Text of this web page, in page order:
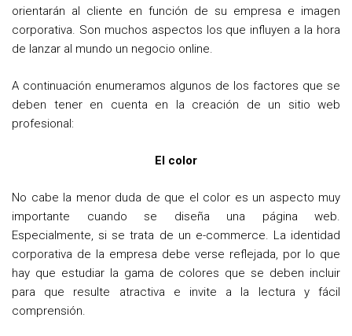
orientarán al cliente en función de su empresa e imagen
corporativa. Son muchos aspectos los que influyen a la hora
de lanzar al mundo un negocio online.
A continuación enumeramos algunos de los factores que se
deben tener en cuenta en la creación de un sitio web
profesional:
El color
No cabe la menor duda de que el color es un aspecto muy
importante cuando se diseña una página web.
Especialmente, si se trata de un e-commerce. La identidad
corporativa de la empresa debe verse reflejada, por lo que
hay que estudiar la gama de colores que se deben incluir
para que resulte atractiva e invite a la lectura y fácil
comprensión.